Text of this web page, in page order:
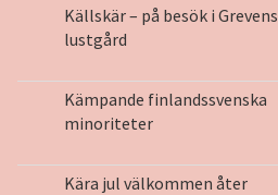
Källskär – på besök i Grevens
lustgård
Kämpande finlandssvenska
minoriteter
Kära jul välkommen åter